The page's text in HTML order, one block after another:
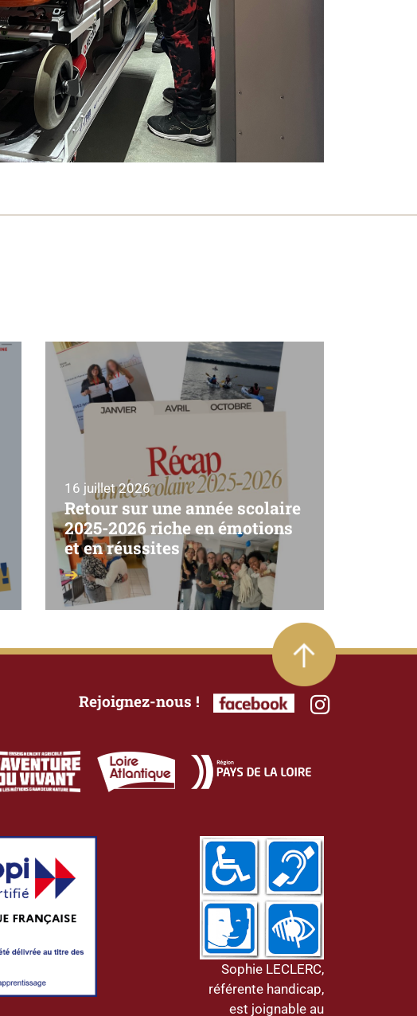
16 juillet 2026
Retour sur une année scolaire
2025-2026 riche en émotions
et en réussites
Rejoignez-nous !
Sophie LECLERC,
référente handicap,
est joignable au